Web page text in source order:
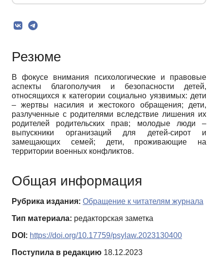
Резюме
В фокусе внимания психологические и правовые
аспекты благополучия и безопасности детей,
относящихся к категории социально уязвимых: дети
– жертвы насилия и жестокого обращения; дети,
разлученные с родителями вследствие лишения их
родителей родительских прав; молодые люди –
выпускники организаций для детей-сирот и
замещающих семей; дети, проживающие на
территории военных конфликтов.
Общая информация
Рубрика издания: Обращение к читателям журнала
Тип материала: редакторская заметка
DOI: https://doi.org/10.17759/psylaw.2023130400
Поступила в редакцию 18.12.2023